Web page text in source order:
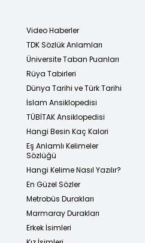
Video Haberler
TDK Sözlük Anlamları
Üniversite Taban Puanları
Rüya Tabirleri
Dünya Tarihi ve Türk Tarihi
İslam Ansiklopedisi
TÜBİTAK Ansiklopedisi
Hangi Besin Kaç Kalori
Eş Anlamlı Kelimeler
Sözlüğü
Hangi Kelime Nasıl Yazılır?
En Güzel Sözler
Metrobüs Durakları
Marmaray Durakları
Erkek İsimleri